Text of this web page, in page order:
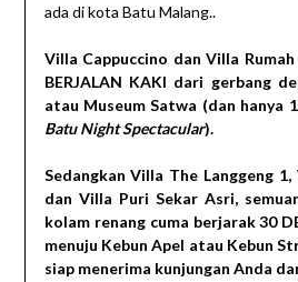
ada di kota Batu Malang..
Villa Cappuccino dan Villa
BERJALAN KAKI dari gerbang
atau Museum Satwa (dan hanya
Batu Night Spectacular).
Sedangkan Villa The Langgeng
dan Villa Puri Sekar Asri,
kolam renang cuma berjarak 30
menuju Kebun Apel atau Kebun
siap menerima kunjungan Anda